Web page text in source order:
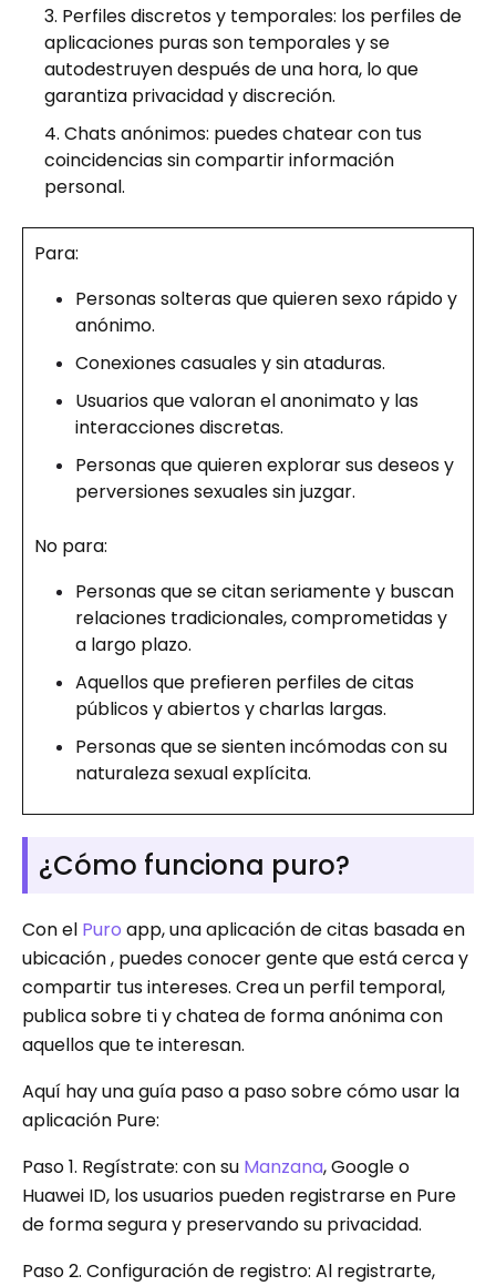
Perfiles discretos y temporales: los perfiles de
aplicaciones puras son temporales y se
autodestruyen después de una hora, lo que
garantiza privacidad y discreción.
Chats anónimos: puedes chatear con tus
coincidencias sin compartir información
personal.
Para:
Personas solteras que quieren sexo rápido y
anónimo.
Conexiones casuales y sin ataduras.
Usuarios que valoran el anonimato y las
interacciones discretas.
Personas que quieren explorar sus deseos y
perversiones sexuales sin juzgar.
No para:
Personas que se citan seriamente y buscan
relaciones tradicionales, comprometidas y
a largo plazo.
Aquellos que prefieren perfiles de citas
públicos y abiertos y charlas largas.
Personas que se sienten incómodas con su
naturaleza sexual explícita.
¿Cómo funciona puro?
Con el Puro app, una aplicación de citas basada en
ubicación , puedes conocer gente que está cerca y
compartir tus intereses. Crea un perfil temporal,
publica sobre ti y chatea de forma anónima con
aquellos que te interesan.
Aquí hay una guía paso a paso sobre cómo usar la
aplicación Pure:
Paso 1. Regístrate: con su Manzana, Google o
Huawei ID, los usuarios pueden registrarse en Pure
de forma segura y preservando su privacidad.
Paso 2. Configuración de registro: Al registrarte,